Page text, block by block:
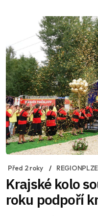
Před 2 roky
Krajské kolo
roku podpoří